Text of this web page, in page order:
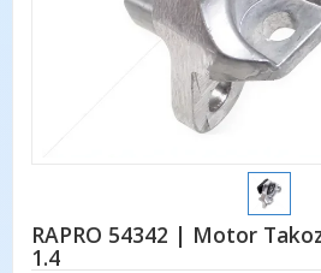
RAPRO 54342 | Motor
1.4